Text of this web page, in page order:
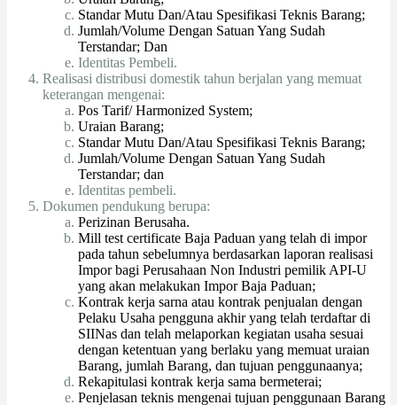
Standar Mutu Dan/Atau Spesifikasi Teknis Barang;
Jumlah/Volume Dengan Satuan Yang Sudah
Terstandar; Dan
Identitas Pembeli.
Realisasi distribusi domestik tahun berjalan yang memuat
keterangan mengenai:
Pos Tarif/ Harmonized System;
Uraian Barang;
Standar Mutu Dan/Atau Spesifikasi Teknis Barang;
Jumlah/Volume Dengan Satuan Yang Sudah
Terstandar; dan
Identitas pembeli.
Dokumen pendukung berupa:
Perizinan Berusaha.
Mill test certificate Baja Paduan yang telah di impor
pada tahun sebelumnya berdasarkan laporan realisasi
Impor bagi Perusahaan Non Industri pemilik API-U
yang akan melakukan Impor Baja Paduan;
Kontrak kerja sarna atau kontrak penjualan dengan
Pelaku Usaha pengguna akhir yang telah terdaftar di
SIINas dan telah melaporkan kegiatan usaha sesuai
dengan ketentuan yang berlaku yang memuat uraian
Barang, jumlah Barang, dan tujuan penggunaanya;
Rekapitulasi kontrak kerja sama bermeterai;
Penjelasan teknis mengenai tujuan penggunaan Barang